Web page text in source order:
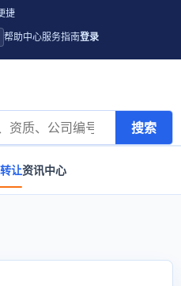
捷
帮助中心服务指南登录
搜索
让资讯中心